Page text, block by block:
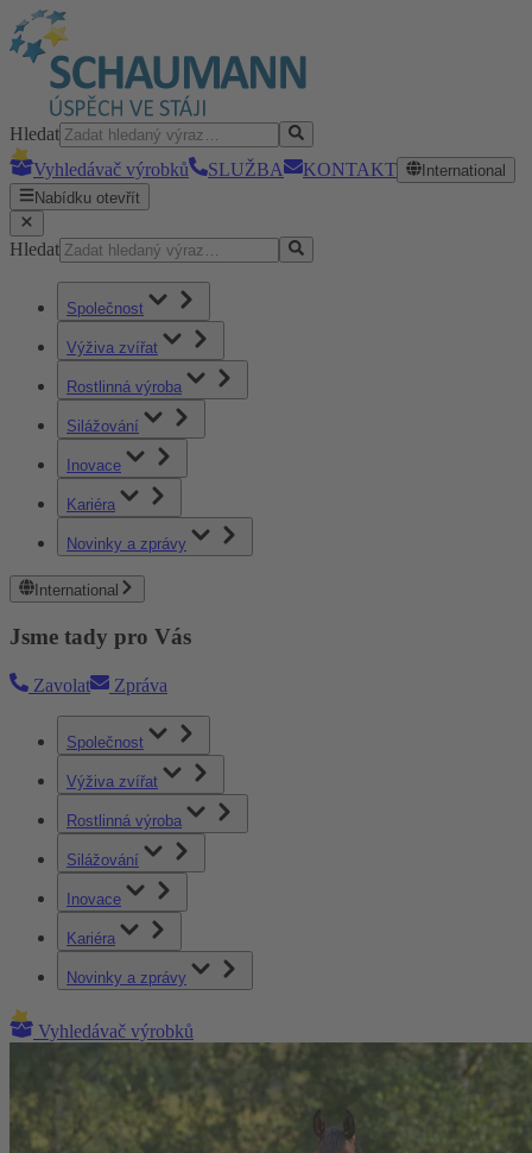
Hledat
Vyhledávač výrobků
SLUŽBA KONTAKT
International
Nabídku otevřít
Hledat
Společnost
Výživa zvířat
Rostlinná výroba
Silážování
Inovace
Kariéra
Novinky a zprávy
International
Jsme tady pro Vás
Zavolat Zpráva
Společnost
Výživa zvířat
Rostlinná výroba
Silážování
Inovace
Kariéra
Novinky a zprávy
Vyhledávač výrobků